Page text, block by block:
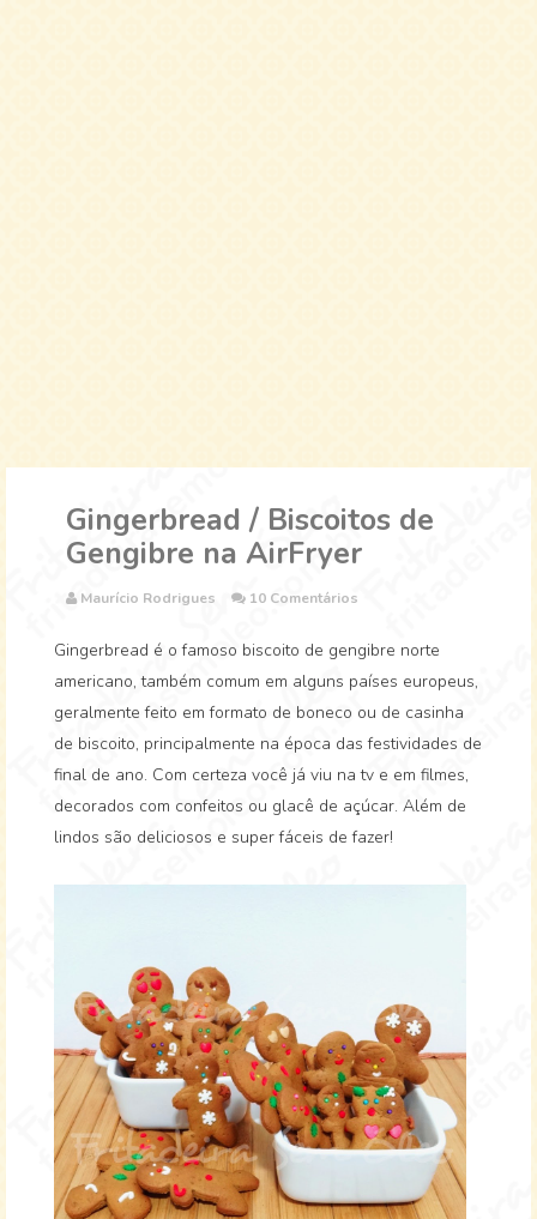
Gingerbread / Biscoitos de
Gengibre na AirFryer
Maurício Rodrigues 10 Comentários
Gingerbread é o famoso biscoito de gengibre norte
americano, também comum em alguns países europeus,
geralmente feito em formato de boneco ou de casinha
de biscoito, principalmente na época das festividades de
final de ano. Com certeza você já viu na tv e em filmes,
decorados com confeitos ou glacê de açúcar. Além de
lindos são deliciosos e super fáceis de fazer!